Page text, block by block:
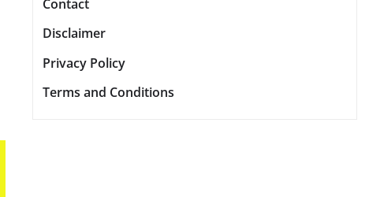
Contact
Disclaimer
Privacy Policy
Terms and Conditions